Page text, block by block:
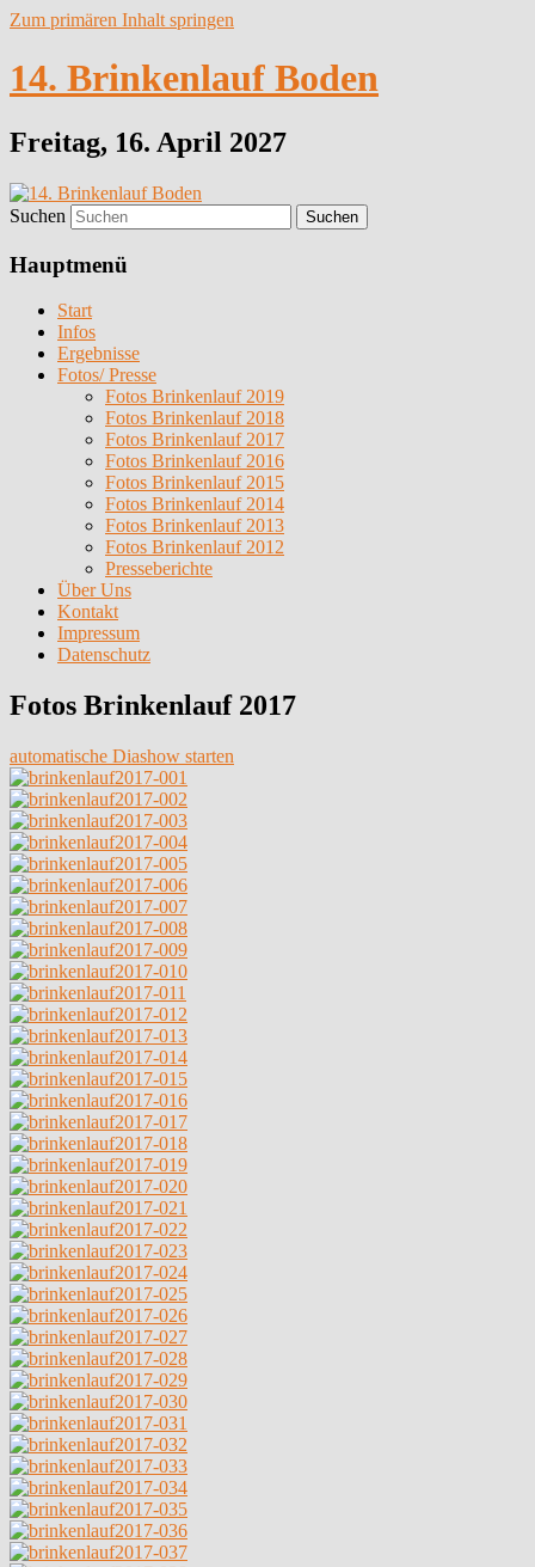
Zum primären Inhalt springen
14. Brinkenlauf Boden
Freitag, 16. April 2027
Suchen
Hauptmenü
Start
Infos
Ergebnisse
Fotos/ Presse
Fotos Brinkenlauf 2019
Fotos Brinkenlauf 2018
Fotos Brinkenlauf 2017
Fotos Brinkenlauf 2016
Fotos Brinkenlauf 2015
Fotos Brinkenlauf 2014
Fotos Brinkenlauf 2013
Fotos Brinkenlauf 2012
Presseberichte
Über Uns
Kontakt
Impressum
Datenschutz
Fotos Brinkenlauf 2017
automatische Diashow starten